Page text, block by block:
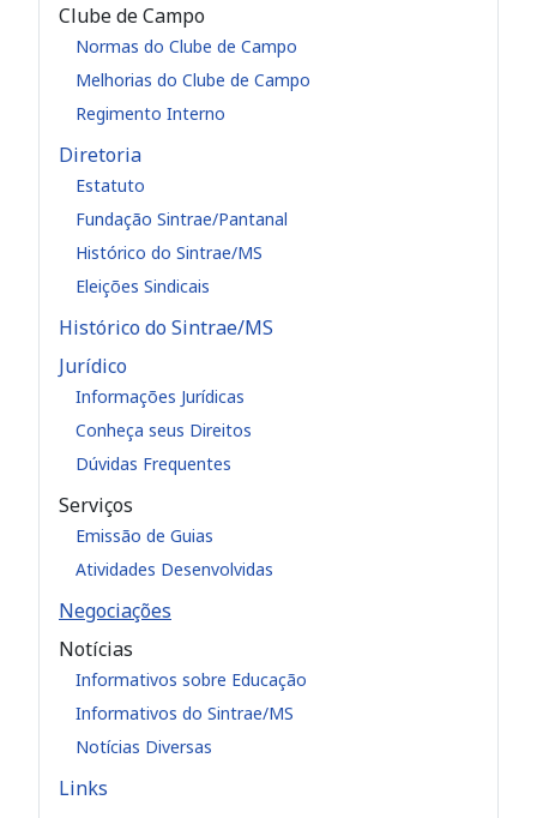
Clube de Campo
Normas do Clube de Campo
Melhorias do Clube de Campo
Regimento Interno
Diretoria
Estatuto
Fundação Sintrae/Pantanal
Histórico do Sintrae/MS
Eleições Sindicais
Histórico do Sintrae/MS
Jurídico
Informações Jurídicas
Conheça seus Direitos
Dúvidas Frequentes
Serviços
Emissão de Guias
Atividades Desenvolvidas
Negociações
Notícias
Informativos sobre Educação
Informativos do Sintrae/MS
Notícias Diversas
Links